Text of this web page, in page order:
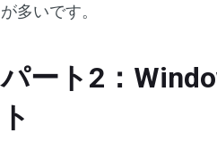
が多いです。
パート2：
ト